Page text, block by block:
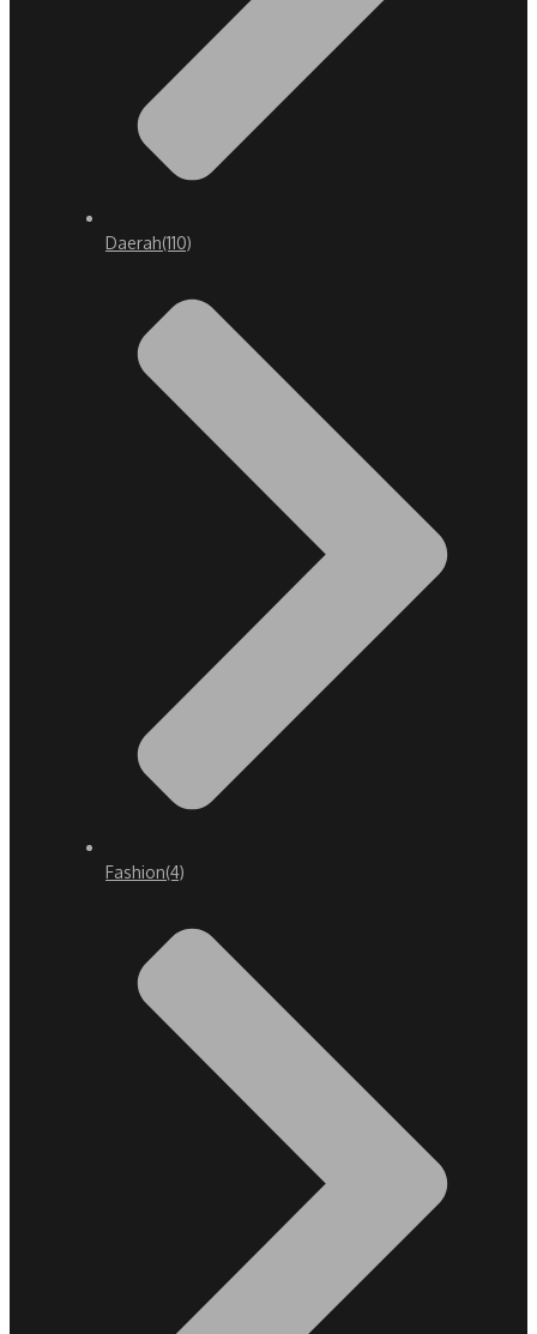
Daerah(110)
Fashion(4)